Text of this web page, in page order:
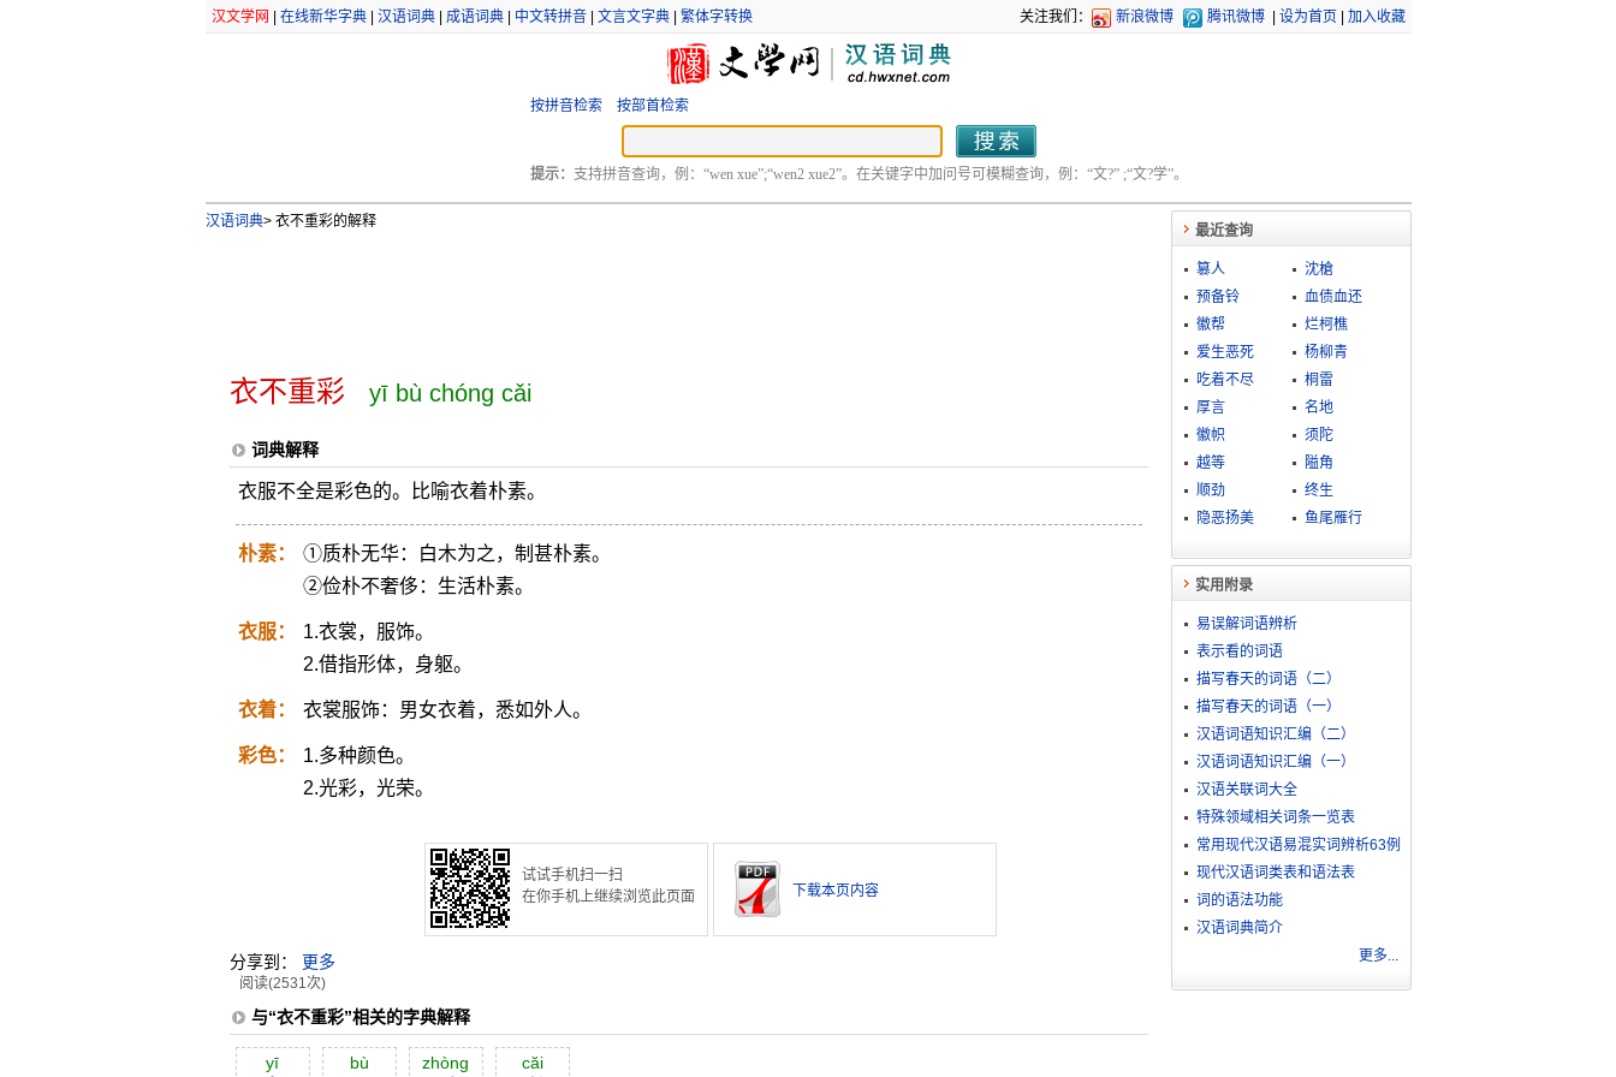
汉文学网 在线新华字典| 汉语词典| 成语词典| 中文转拼音| 文言文字典| 繁体字转换 关注我们： 新浪微博 腾讯微博 设为首页 加入收藏
按拼音检索 按部首检索
提示： 支持拼音查询，例：“wen xue”;“wen2 xue2”。在关键字中加问号可模糊查询，例：“文?” ;“文?学”。
汉语词典>衣不重彩的解释
衣不重彩 yī bù chóng cǎi
词典解释
衣服不全是彩色的。比喻衣着朴素。
朴素：
①质朴无华：白木为之，制甚朴素。
②俭朴不奢侈：生活朴素。
衣服：
1.衣裳，服饰。
2.借指形体，身躯。
衣着： 衣裳服饰：男女衣着，悉如外人。
彩色：
1.多种颜色。
2.光彩，光荣。
试试手机扫一扫
在你手机上继续浏览此页面
下载本页内容
分享到： 更多
阅读(2531次)
与“衣不重彩”相关的字典解释
yī bù zhòng căi
最近查询
篡人
沈槍
预备铃
血债血还
徽帮
烂柯樵
爱生恶死
杨柳青
吃着不尽
桐雷
厚言
名地
徽帜
须陀
越等
隘角
顺劲
终生
隐恶扬美
鱼尾雁行
实用附录
易误解词语辨析
表示看的词语
描写春天的词语（二）
描写春天的词语（一）
汉语词语知识汇编（二）
汉语词语知识汇编（一）
汉语关联词大全
特殊领域相关词条一览表
常用现代汉语易混实词辨析63例
现代汉语词类表和语法表
词的语法功能
汉语词典简介
更多...